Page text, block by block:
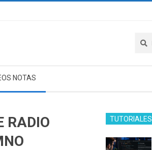
NOTAS
RADIO
TUTORIALES